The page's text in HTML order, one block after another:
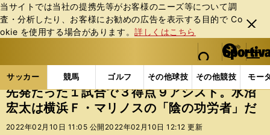
当サイトでは当社の提携先等がお客様のニーズ等について調
査・分析したり、お客様にお勧めの広告を表⽰する⽬的で Co
okie を使⽤する場合があります。詳しくはこちら
閉じ
る
web Sportiva (webスポルティーバ)
検索
マイペ
ー
ジ
メニュ
サッカー 競馬 ゴルフ その他球技 その他競技 モー
ス
ポ
ル
サッカーの記事一覧 Jリーグ他 Jリーグ 先発た
先発たった１試合で３得点９アシスト。水沼
宏太は横浜Ｆ・マリノスの「陰の功労者」だ
2022年02月10日 11:05 公開 2022年02月10日 12:12 更新